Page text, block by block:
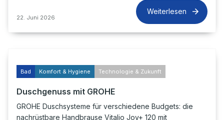
22. Juni 2026
Weiterlesen
Bad Komfort & Hygiene Technologie & Zukunft
Duschgenuss mit GROHE
GROHE Duschsysteme für verschiedene Budgets: die
nachrüstbare Handbrause Vitalio Joy+ 120 mit